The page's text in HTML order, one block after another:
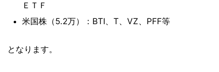
ＥＴＦ
米国株（5.2万）：BTI、T、VZ、PFF等
となります。